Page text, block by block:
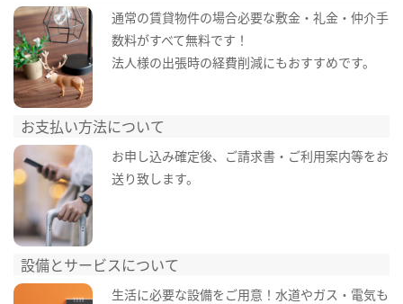
通常の賃貸物件の場合必要な敷金・礼金・仲介手
数料がすべて無料です！
法人様の出張時の経費削減にもおすすめです。
お支払い方法について
お申し込み確定後、ご請求書・ご利用案内等をお
送り致します。
設備とサービスについて
生活に必要な設備をご用意！水道やガス・電気も